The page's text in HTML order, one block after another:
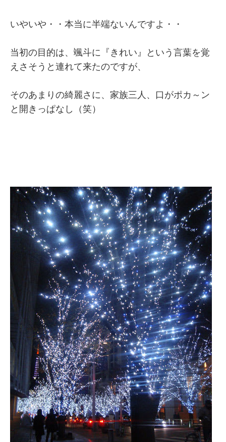
いやいや・・本当に半端ないんですよ・・
当初の目的は、颯斗に『きれい』という言葉を覚
えさそうと連れて来たのですが、
そのあまりの綺麗さに、家族三人、口がポカ～ン
と開きっぱなし（笑）